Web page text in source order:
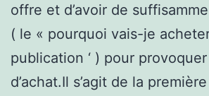
offre et d’avoir de
( le « pourquoi vais-je
publication ‘ ) pour provoquer
d’achat.Il s’agit de la